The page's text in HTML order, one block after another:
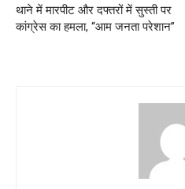
थाने में मारपीट और दफ्तरों में सुस्ती पर
कांग्रेस का हमला, “आम जनता परेशान”